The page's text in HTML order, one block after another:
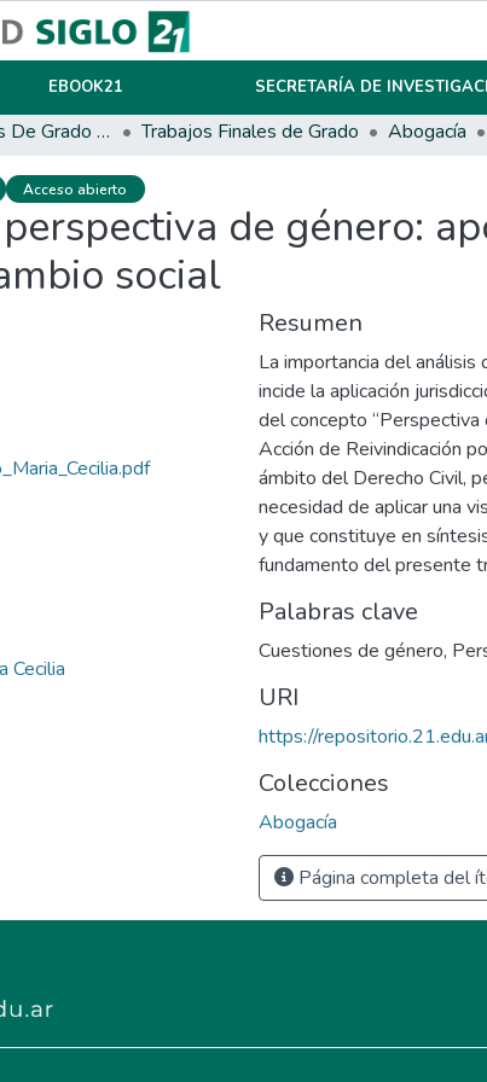
EBOOK21 SECRETARÍA DE
Trabajos Finales De Grado Y Posgrado Trabajos Finales de Grado Abogacía
Acceso abierto
de género:
social
Cecilia
Resumen
La importancia del
incide la aplicación
del concepto “Perspectiva
Acción de Reivindicación
ámbito del Derecho Civil,
necesidad de aplicar una
y que constituye en
fundamento del presente
Palabras clave
Cuestiones de género,
URI
https://
Colecciones
Abogacía
Página completa del